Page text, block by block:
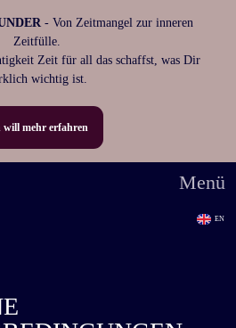
- Von Zeitmangel zur inneren
Zeitfülle.
Zeit für all das schaffst, was Dir
wichtig ist.
will mehr erfahren
Menü
EN